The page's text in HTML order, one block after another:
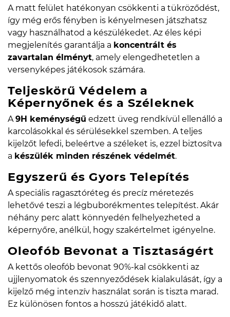
A matt felület hatékonyan csökkenti a tükröződést,
így még erős fényben is kényelmesen játszhatsz
vagy használhatod a készülékedet. Az éles képi
megjelenítés garantálja a koncentrált és
zavartalan élményt, amely elengedhetetlen a
versenyképes játékosok számára.
Teljeskörű Védelem a
Képernyőnek és a Széleknek
A9H keménységű edzett üveg rendkívül ellenálló a
karcolásokkal és sérülésekkel szemben. A teljes
kijelzőt lefedi, beleértve a széleket is, ezzel biztosítva
a készülék minden részének védelmét.
Egyszerű és Gyors Telepítés
A speciális ragasztóréteg és precíz méretezés
lehetővé teszi a légbuborékmentes telepítést. Akár
néhány perc alatt könnyedén felhelyezheted a
képernyőre, anélkül, hogy szakértelmet igényelne.
Oleofób Bevonat a Tisztaságért
A kettős oleofób bevonat 90%-kal csökkenti az
ujjlenyomatok és szennyeződések kialakulását, így a
kijelző még intenzív használat során is tiszta marad.
Ez különösen fontos a hosszú játékidő alatt.